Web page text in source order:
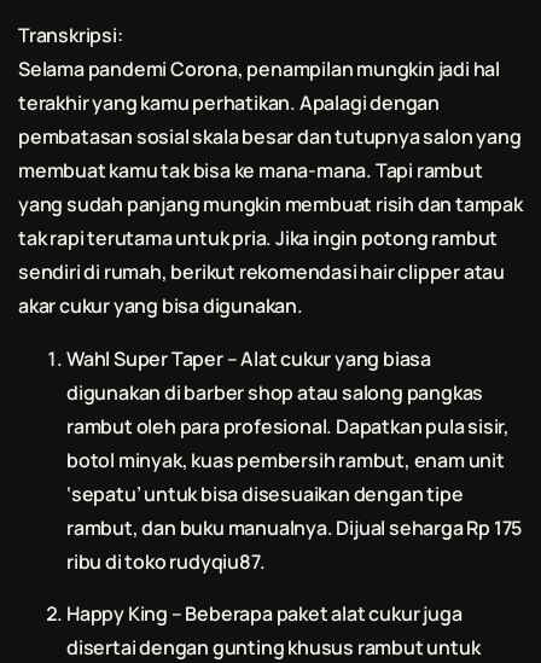
Transkripsi:
Selama pandemi Corona, penampilan mungkin jadi hal
terakhir yang kamu perhatikan. Apalagi dengan
pembatasan sosial skala besar dan tutupnya salon yang
membuat kamu tak bisa ke mana-mana. Tapi rambut
yang sudah panjang mungkin membuat risih dan tampak
tak rapi terutama untuk pria. Jika ingin potong rambut
sendiri di rumah, berikut rekomendasi hair clipper atau
akar cukur yang bisa digunakan.
Wahl Super Taper – Alat cukur yang biasa
digunakan di barber shop atau salong pangkas
rambut oleh para profesional. Dapatkan pula sisir,
botol minyak, kuas pembersih rambut, enam unit
‘sepatu’ untuk bisa disesuaikan dengan tipe
rambut, dan buku manualnya. Dijual seharga Rp 175
ribu di toko rudyqiu87.
Happy King – Beberapa paket alat cukur juga
disertai dengan gunting khusus rambut untuk